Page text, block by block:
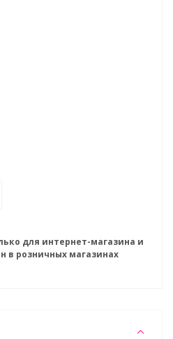
для интернет-магазина и
в розничных магазинах